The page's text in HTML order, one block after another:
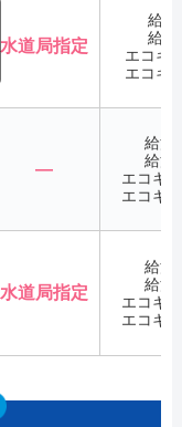
水道局指定
給
給
エコキ
エコキ
―
給湯
給湯
エコキ
エコキ
水道局指定
給湯
給湯
エコキ
エコキ